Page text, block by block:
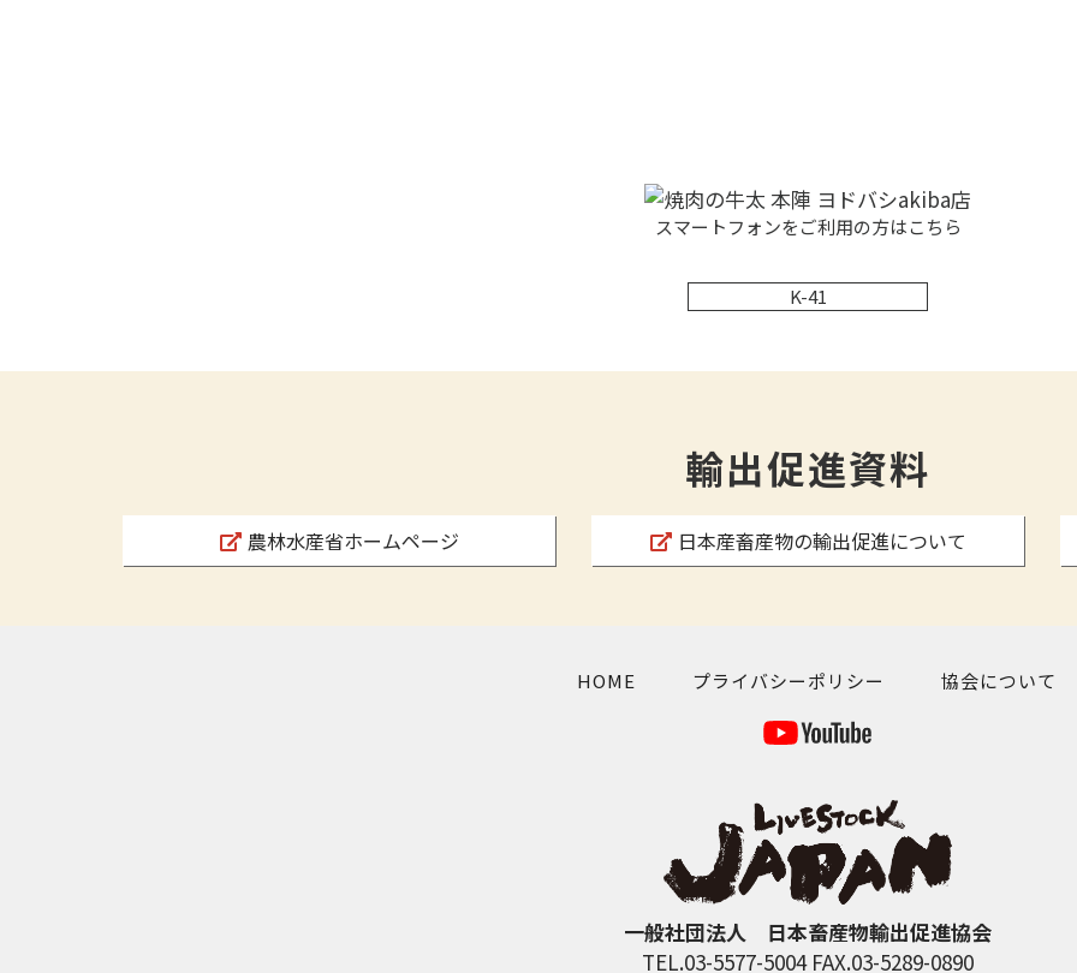
スマートフォンをご利用の方はこちら
K-41
輸出促進資料
農林水産省ホームページ 日本産畜産物の輸出促進について
HOME プライバシーポリシー 協会について
一般社団法人 日本畜産物輸出促進協会
TEL.03-5577-5004 FAX.03-5289-0890